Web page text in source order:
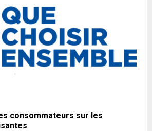
consommateurs sur les